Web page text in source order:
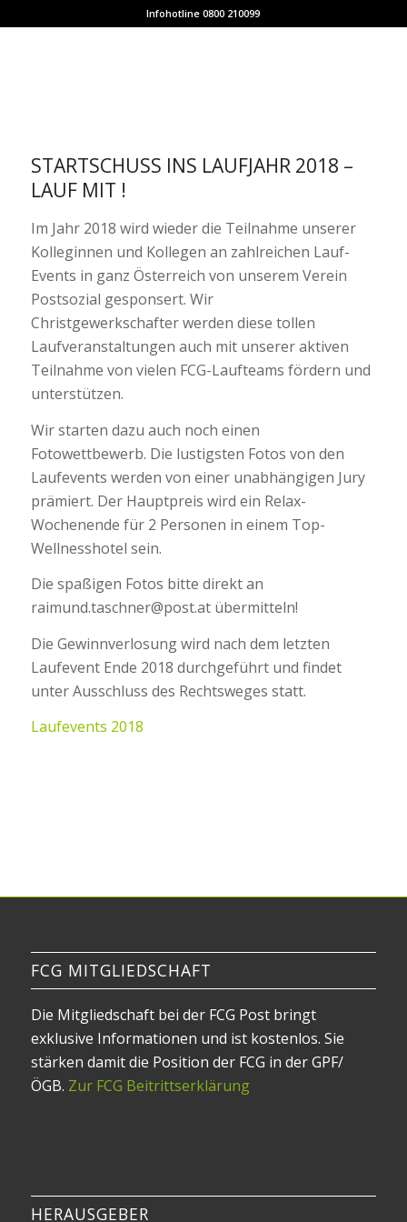
Infohotline 0800 210099
STARTSCHUSS INS LAUFJAHR 2018 –
LAUF MIT !
Im Jahr 2018 wird wieder die Teilnahme unserer
Kolleginnen und Kollegen an zahlreichen Lauf-
Events in ganz Österreich von unserem Verein
Postsozial gesponsert. Wir
Christgewerkschafter werden diese tollen
Laufveranstaltungen auch mit unserer aktiven
Teilnahme von vielen FCG-Laufteams fördern und
unterstützen.
Wir starten dazu auch noch einen
Fotowettbewerb. Die lustigsten Fotos von den
Laufevents werden von einer unabhängigen Jury
prämiert. Der Hauptpreis wird ein Relax-
Wochenende für 2 Personen in einem Top-
Wellnesshotel sein.
Die spaßigen Fotos bitte direkt an
raimund.taschner@post.at übermitteln!
Die Gewinnverlosung wird nach dem letzten
Laufevent Ende 2018 durchgeführt und findet
unter Ausschluss des Rechtsweges statt.
Laufevents 2018
FCG MITGLIEDSCHAFT
Die Mitgliedschaft bei der FCG Post bringt
exklusive Informationen und ist kostenlos. Sie
stärken damit die Position der FCG in der GPF/
ÖGB. Zur FCG Beitrittserklärung
HERAUSGEBER